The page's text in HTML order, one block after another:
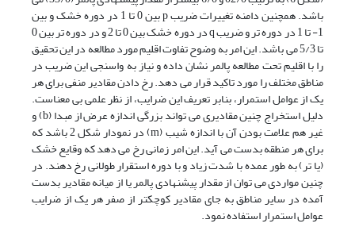
باشد. همچنین دامنه تغییرات ضریب p بین 0 تا 1 در دوره خشک و بین
1- تا 1 در دوره تر و ضریب q در دوره خشک بین 0 تا 2 و در دوره تر بین 0
تا 5/3 می باشد. این امر به وضوح تفاوت اقلیم مورد مطالعه در این تحقیق
را با اقلیم تحت مطالعه پالمر نشان داده و نیاز به واسنجی این ضریب در
مناطق مختلف را مورد تاکید قرار می دهد. رخ دادن مقادیر منفی برای هر
یک از عوامل استمرار، بنابر تعریف این ضرایب، از نظر علمی بی معناست.
دلیل استخراج چنین مقادیری می تواند بزرگی اندازه عرض از مبدا (b) و
غیر هم علامت بودن آن با اندازه شیب (m) در نمودار شکل 2 باشد که
برای هر منطقه‌ بدست می آید. این امر زمانی رخ می دهد که وقایع خشک
(یا تر) به طور عمده با شدت زیاد و با دوره استقرار طولانی رخ دهند. در
چنین مواردی می توان از مقدار پیشنهادی پالمر یا از میانه مقادیر بدست
آمده در سایر مناطق به جای مقادیر کوچکتر از صفر هر یک از ضرایب
عوامل استمرار استفاده نمود.